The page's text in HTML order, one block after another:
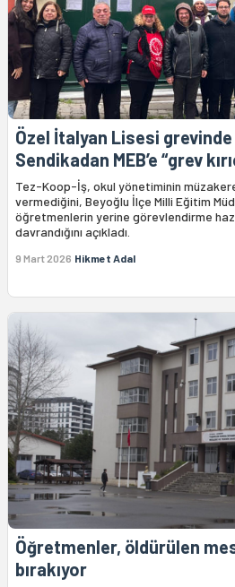
Özel İtalyan Lisesi grevinde
Sendikadan MEB’e “grev
Tez-Koop-İş, okul yönetiminin müzakere
vermediğini, Beyoğlu İlçe Milli Eğitim
öğretmenlerin yerine görevlendirme
davrandığını açıkladı.
9 Mart 2026 Hikmet Adal
Öğretmenler, öldürülen
bırakıyor